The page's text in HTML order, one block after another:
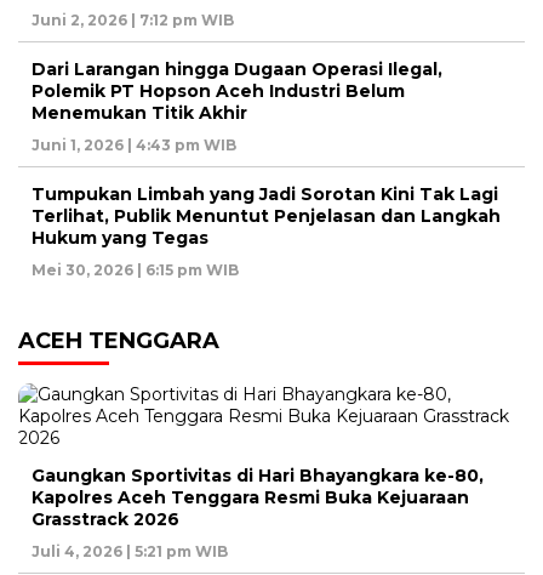
Juni 2, 2026 | 7:12 pm WIB
Dari Larangan hingga Dugaan Operasi Ilegal,
Polemik PT Hopson Aceh Industri Belum
Menemukan Titik Akhir
Juni 1, 2026 | 4:43 pm WIB
Tumpukan Limbah yang Jadi Sorotan Kini Tak Lagi
Terlihat, Publik Menuntut Penjelasan dan Langkah
Hukum yang Tegas
Mei 30, 2026 | 6:15 pm WIB
ACEH TENGGARA
Gaungkan Sportivitas di Hari Bhayangkara ke-80,
Kapolres Aceh Tenggara Resmi Buka Kejuaraan
Grasstrack 2026
Juli 4, 2026 | 5:21 pm WIB